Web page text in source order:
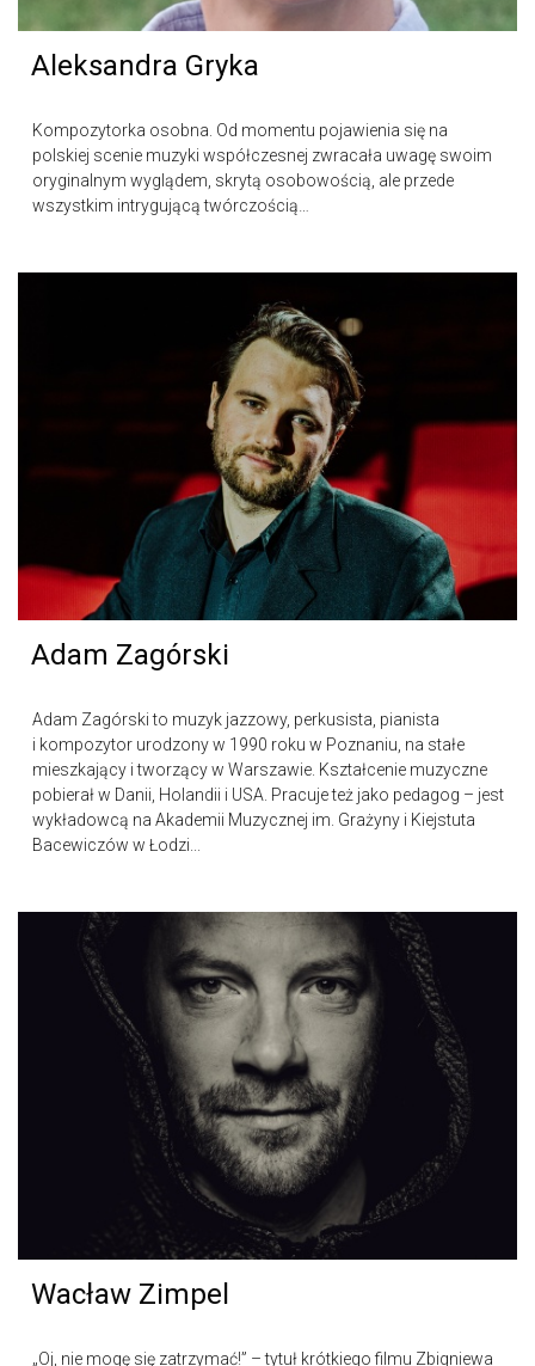
Aleksandra Gryka
Kompozytorka osobna. Od momentu pojawienia się na
polskiej scenie muzyki współczesnej zwracała uwagę swoim
oryginalnym wyglądem, skrytą osobowością, ale przede
wszystkim intrygującą twórczością…
Adam Zagórski
Adam Zagórski to muzyk jazzowy, perkusista, pianista
i kompozytor urodzony w 1990 roku w Poznaniu, na stałe
mieszkający i tworzący w Warszawie. Kształcenie muzyczne
pobierał w Danii, Holandii i USA. Pracuje też jako pedagog – jest
wykładowcą na Akademii Muzycznej im. Grażyny i Kiejstuta
Bacewiczów w Łodzi...
Wacław Zimpel
„Oj, nie mogę się zatrzymać!” – tytuł krótkiego filmu Zbigniewa